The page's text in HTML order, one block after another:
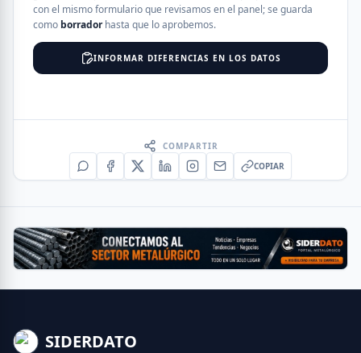
con el mismo formulario que revisamos en el panel; se guarda
como borradorhasta que lo aprobemos.
INFORMAR DIFERENCIAS EN LOS DATOS
COMPARTIR
COPIAR
SIDERDATO